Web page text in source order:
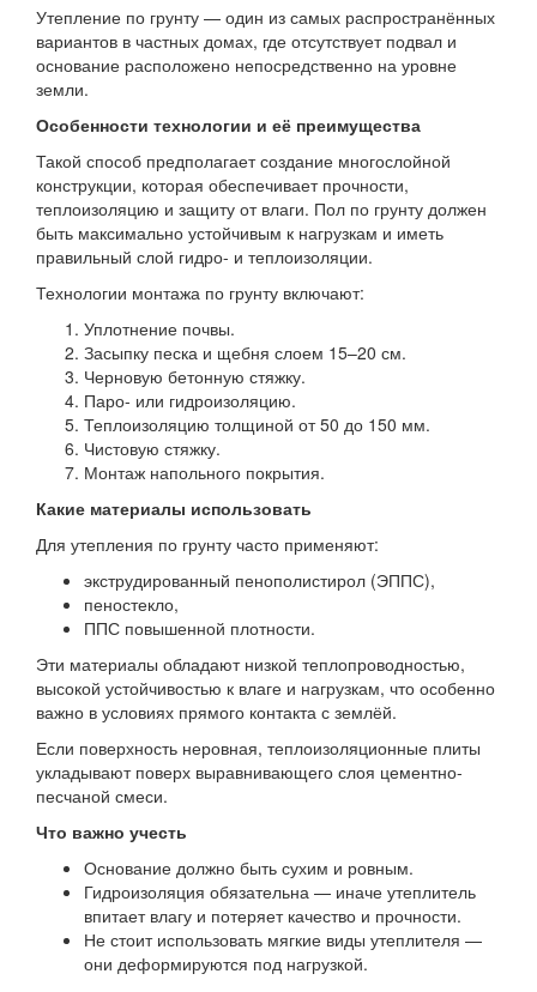
Утепление по грунту — один из самых распространённых
вариантов в частных домах, где отсутствует подвал и
основание расположено непосредственно на уровне
земли.
Особенности технологии и её преимущества
Такой способ предполагает создание многослойной
конструкции, которая обеспечивает прочности,
теплоизоляцию и защиту от влаги. Пол по грунту должен
быть максимально устойчивым к нагрузкам и иметь
правильный слой гидро- и теплоизоляции.
Технологии монтажа по грунту включают:
Уплотнение почвы.
Засыпку песка и щебня слоем 15–20 см.
Черновую бетонную стяжку.
Паро- или гидроизоляцию.
Теплоизоляцию толщиной от 50 до 150 мм.
Чистовую стяжку.
Монтаж напольного покрытия.
Какие материалы использовать
Для утепления по грунту часто применяют:
экструдированный пенополистирол (ЭППС),
пеностекло,
ППС повышенной плотности.
Эти материалы обладают низкой теплопроводностью,
высокой устойчивостью к влаге и нагрузкам, что особенно
важно в условиях прямого контакта с землёй.
Если поверхность неровная, теплоизоляционные плиты
укладывают поверх выравнивающего слоя цементно-
песчаной смеси.
Что важно учесть
Основание должно быть сухим и ровным.
Гидроизоляция обязательна — иначе утеплитель
впитает влагу и потеряет качество и прочности.
Не стоит использовать мягкие виды утеплителя —
они деформируются под нагрузкой.